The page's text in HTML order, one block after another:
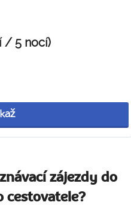
/ 5 nocí)
zájezdy do
cestovatele?